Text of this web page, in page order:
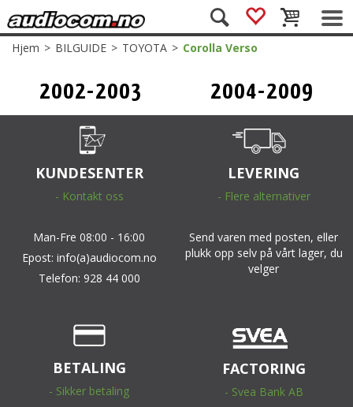
Hjem>BILGUIDE>TOYOTA>Corolla Verso
2002-2003
(E121)
2004-2009
(AR10)
KUNDESENTER
- Kontakt oss
Man-Fre 08:00 - 16:00
Epost: info(a)audiocom.no
Telefon: 928 44 000
LEVERING
- Flere alternativer
Send varen med posten, eller
plukk opp selv på vårt lager, du
velger
BETALING
- Sikker betaling
FACTORING
- Svea Bank AB